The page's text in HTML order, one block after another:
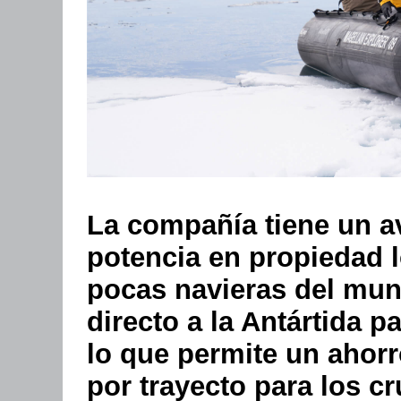
La compañía tiene un
potencia en propiedad
pocas navieras del
directo a la Antártida
lo que permite un
por trayecto para los